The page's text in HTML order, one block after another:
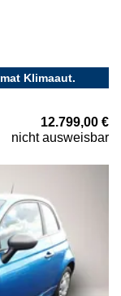
Klimaaut.
12.799,00 €
nicht ausweisbar